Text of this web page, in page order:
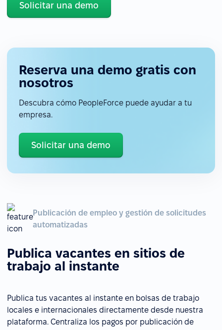
Solicitar una demo
Reserva una demo gratis con
nosotros
Descubra cómo PeopleForce puede ayudar a tu
empresa.
Solicitar una demo
Publicación de empleo y gestión de solicitudes
automatizadas
Publica vacantes en sitios de
trabajo al instante
Publica tus vacantes al instante en bolsas de trabajo
locales e internacionales directamente desde nuestra
plataforma. Centraliza los pagos por publicación de